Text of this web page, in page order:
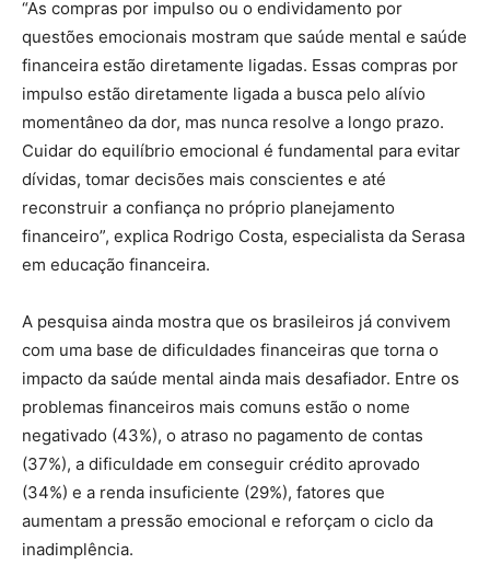
“As compras por impulso ou o endividamento por
questões emocionais mostram que saúde mental e saúde
financeira estão diretamente ligadas. Essas compras por
impulso estão diretamente ligada a busca pelo alívio
momentâneo da dor, mas nunca resolve a longo prazo.
Cuidar do equilíbrio emocional é fundamental para evitar
dívidas, tomar decisões mais conscientes e até
reconstruir a confiança no próprio planejamento
financeiro”, explica Rodrigo Costa, especialista da Serasa
em educação financeira.
A pesquisa ainda mostra que os brasileiros já convivem
com uma base de dificuldades financeiras que torna o
impacto da saúde mental ainda mais desafiador. Entre os
problemas financeiros mais comuns estão o nome
negativado (43%), o atraso no pagamento de contas
(37%), a dificuldade em conseguir crédito aprovado
(34%) e a renda insuficiente (29%), fatores que
aumentam a pressão emocional e reforçam o ciclo da
inadimplência.